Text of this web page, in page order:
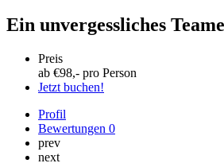
Ein unvergessliches
Preis
ab €98,- pro Person
Jetzt buchen!
Profil
Bewertungen 0
prev
next